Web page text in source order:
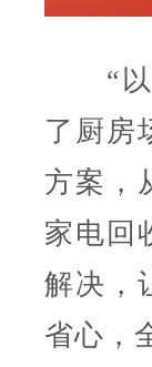
“以
了厨房
方案，
家电回
解决，
省心，